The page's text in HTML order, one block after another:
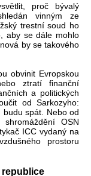
proč bývalý
vinným ze
trestní soud ho
aby se dále mohlo
by se takového
obvinit Evropskou
ztratí finanční
a politických
od Sarkozyho:
spát. Nebo od
OSN
ICC vydaný na
prostoru
republice